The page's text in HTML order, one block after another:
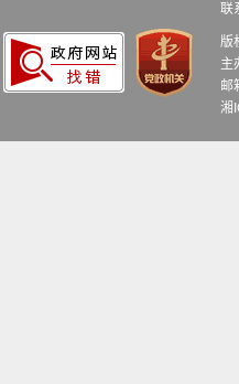
联
版
主
邮
湘